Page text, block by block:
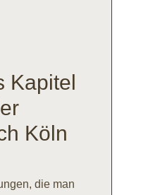
Kapitel
Köln
die man